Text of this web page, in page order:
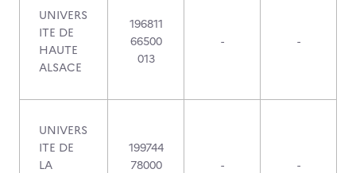
UNIVERS
ITE DE
HAUTE
ALSACE
196811
66500
013
- -
UNIVERS
ITE DE
LA
199744
78000
- -